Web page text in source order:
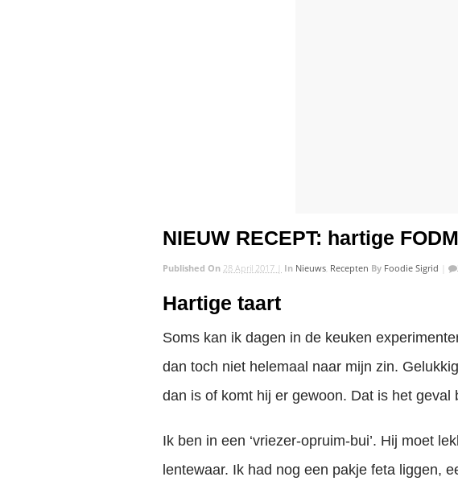
NIEUW RECEPT: hartige
Published On 28 April 2017 | In Nieuws, Recepten By Foodie Sigrid
Hartige taart
Soms kan ik dagen in de keuken
dan toch niet helemaal naar mijn zin.
dan is of komt hij er gewoon. Dat is het geval
Ik ben in een ‘vriezer-opruim-bui’. Hij moet
lentewaar. Ik had nog een pakje feta liggen,